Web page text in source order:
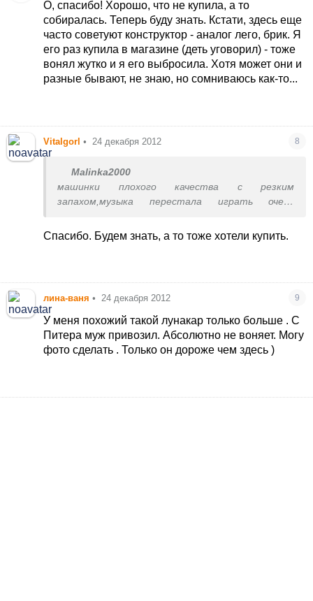
О, спасибо! Хорошо, что не купила, а то
собиралась. Теперь буду знать. Кстати, здесь еще
часто советуют конструктор - аналог лего, брик. Я
его раз купила в магазине (деть уговорил) - тоже
вонял жутко и я его выбросила. Хотя может они и
разные бывают, не знаю, но сомниваюсь как-то...
Vitalgorl • 24 декабря 2012 8
Malinka2000
машинки плохого качества с резким
запахом,музыка перестала играть очень
хорошего!!!
Спасибо. Будем знать, а то тоже хотели купить.
лина-ваня • 24 декабря 2012 9
У меня похожий такой лунакар только больше . С
Питера муж привозил. Абсолютно не воняет. Могу
фото сделать . Только он дороже чем здесь )